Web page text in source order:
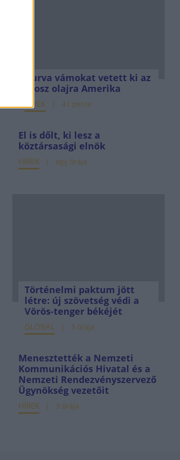
Durva vámokat vetett ki az
orosz olajra Amerika
HÍREK 41 perce
El is dőlt, ki lesz a
köztársasági elnök
HÍREK egy órája
Történelmi paktum jött
létre: új szövetség védi a
Vörös-tenger békéjét
GLOBÁL 3 órája
Menesztették a Nemzeti
Kommunikációs Hivatal és a
Nemzeti Rendezvényszervező
Ügynökség vezetőit
HÍREK 3 órája